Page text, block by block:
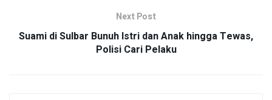
Next Post
Suami di Sulbar Bunuh Istri dan Anak hingga Tewas,
Polisi Cari Pelaku